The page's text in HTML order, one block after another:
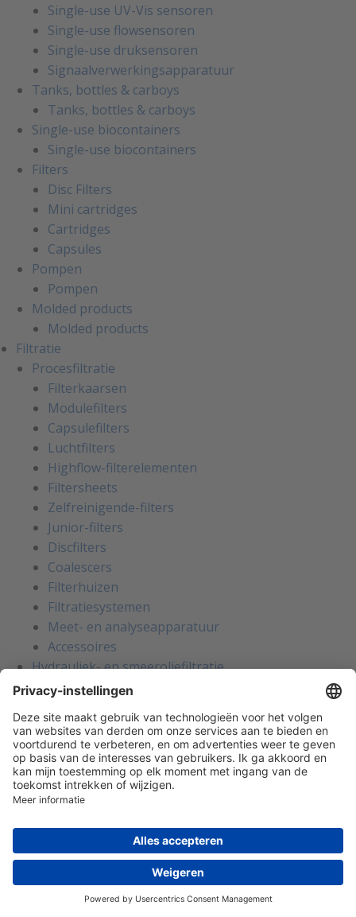
Single-use UV-Vis sensoren
Single-use flowsensoren
Single-use druksensoren
Signaalverwerkingsapparatuur
Tanks, bottles & carboys
Tanks, bottles & carboys
Single-use biocontainers
Single-use biocontainers
Filters
Disc Filters
Mini cartridges
Cartridges
Capsules
Pompen
Pompen
Molded products
Molded products
Filtratie
Procesfiltratie
Filterkaarsen
Modulefilters
Capsulefilters
Luchtfilters
Highflow-filterelementen
Filtersheets
Zelfreinigende-filters
Junior-filters
Discfilters
Coalescers
Filterhuizen
Filtratiesystemen
Meet- en analyseapparatuur
Accessoires
Hydrauliek- en smeeroliefiltratie
Filterelementen
Beluchtingsfilters
Filtratiesystemen
Meet- en analyseapparatuur
Accessoires
Breekplaten
Breekplaten
Houders voor breekplaten
Breekdetectie
Explosiepanelen